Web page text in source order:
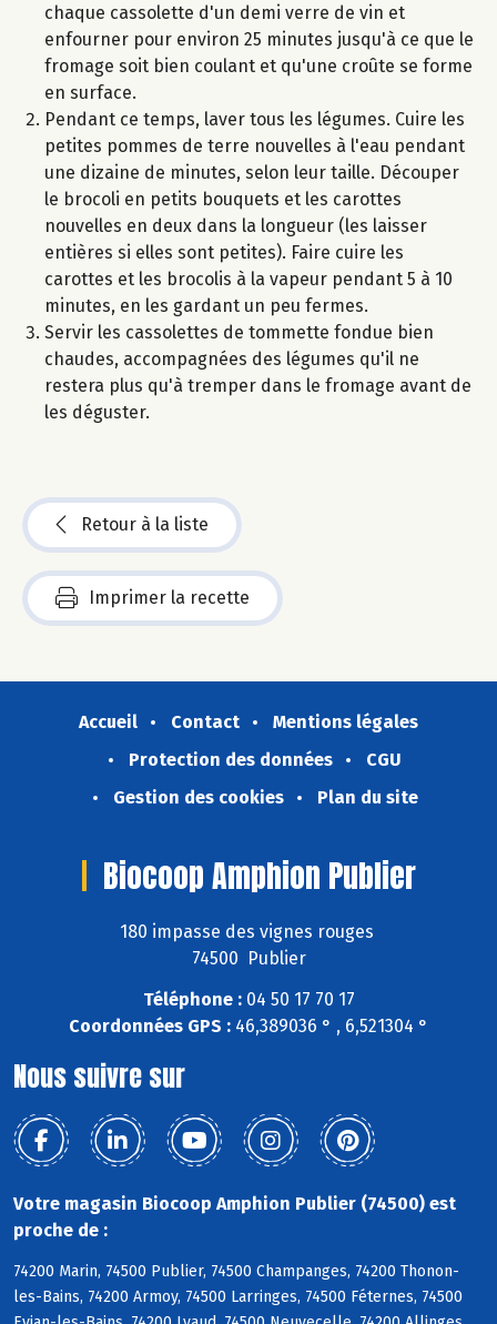
chaque cassolette d'un demi verre de vin et
enfourner pour environ 25 minutes jusqu'à ce que le
fromage soit bien coulant et qu'une croûte se forme
en surface.
Pendant ce temps, laver tous les légumes. Cuire les
petites pommes de terre nouvelles à l'eau pendant
une dizaine de minutes, selon leur taille. Découper
le brocoli en petits bouquets et les carottes
nouvelles en deux dans la longueur (les laisser
entières si elles sont petites). Faire cuire les
carottes et les brocolis à la vapeur pendant 5 à 10
minutes, en les gardant un peu fermes.
Servir les cassolettes de tommette fondue bien
chaudes, accompagnées des légumes qu'il ne
restera plus qu'à tremper dans le fromage avant de
les déguster.
Retour à la liste
Imprimer la recette
Accueil Contact
Mentions légales
Protection des données
CGU
Gestion des cookies
Plan du site
Biocoop Amphion Publier
180 impasse des vignes rouges
74500 Publier
Téléphone :04 50 17 70 17
Coordonnées GPS : 46,389036 ° , 6,521304 °
Nous suivre sur
Votre magasin Biocoop Amphion Publier (74500) est
proche de :
74200 Marin, 74500 Publier, 74500 Champanges, 74200 Thonon-
les-Bains, 74200 Armoy, 74500 Larringes, 74500 Féternes, 74500